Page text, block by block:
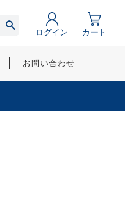
ログイン カート
お問い合わせ